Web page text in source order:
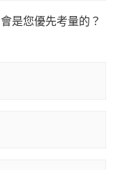
是您優先考量的？